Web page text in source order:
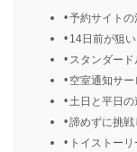
予約サイト
14日前が狙
スタンダー
空室通知サ
土日と平日
諦めずに挑
トイストー